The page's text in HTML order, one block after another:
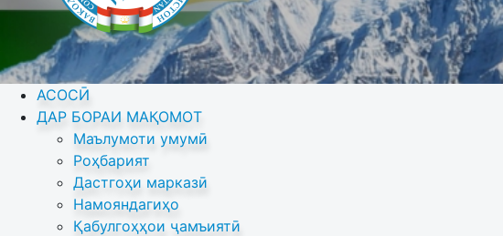
АСОСӢ
ДАР БОРАИ МАҚОМОТ
Маълумоти умумӣ
Роҳбарият
Дастгоҳи марказӣ
Намояндагиҳо
Қабулгоҳҳои ҷамъиятӣ